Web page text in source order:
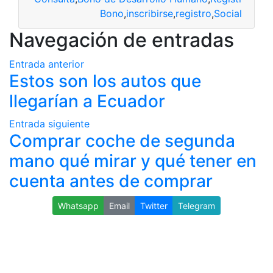
Bono,inscribirse,registro,Social
Navegación de entradas
Entrada anterior
Estos son los autos que
llegarían a Ecuador
Entrada siguiente
Comprar coche de segunda
mano qué mirar y qué tener en
cuenta antes de comprar
Whatsapp Email Twitter Telegram